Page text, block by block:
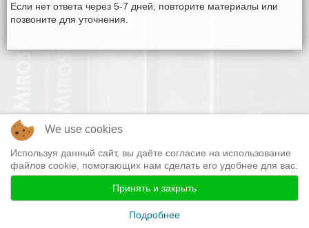
Если нет ответа через 5-7 дней, повторите материалы или
позвоните для уточнения.
We use cookies
Используя данный сайт, вы даёте согласие на использование
файлов cookie, помогающих нам сделать его удобнее для вас.
Принять и закрыть
Подробнее